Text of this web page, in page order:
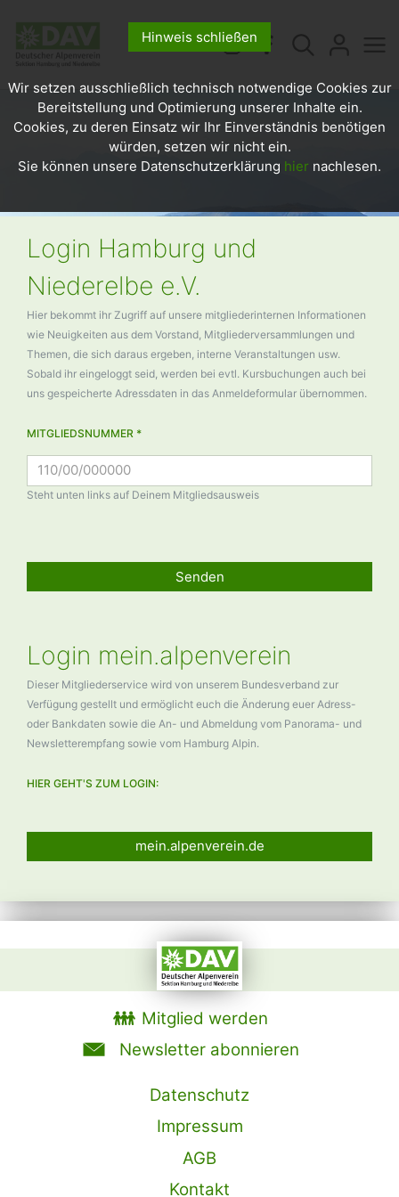
Login Hamburg und
Niederelbe e.V.
Hier bekommt ihr Zugriff auf unsere mitgliederinternen Informationen
wie Neuigkeiten aus dem Vorstand, Mitgliederversammlungen und
Themen, die sich daraus ergeben, interne Veranstaltungen usw.
Sobald ihr eingeloggt seid, werden bei evtl. Kursbuchungen auch bei
uns gespeicherte Adressdaten in das Anmeldeformular übernommen.
MITGLIEDSNUMMER *
Steht unten links auf Deinem Mitgliedsausweis
Senden
Login mein.alpenverein
Dieser Mitgliederservice wird von unserem Bundesverband zur
Verfügung gestellt und ermöglicht euch die Änderung euer Adress-
oder Bankdaten sowie die An- und Abmeldung vom Panorama- und
Newsletterempfang sowie vom Hamburg Alpin.
HIER GEHT'S ZUM LOGIN:
mein.alpenverein.de
Mitglied werden
Newsletter abonnieren
Datenschutz
Impressum
AGB
Kontakt
Hinweis schließen
Wir setzen ausschließlich technisch notwendige Cookies zur
Bereitstellung und Optimierung unserer Inhalte ein.
Cookies, zu deren Einsatz wir Ihr Einverständnis benötigen
würden, setzen wir nicht ein.
Sie können unsere Datenschutzerklärung hier nachlesen.